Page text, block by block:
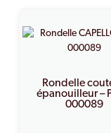
Rondelle
épanouilleur –
000089